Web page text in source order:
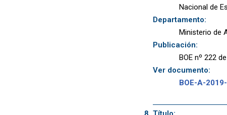
Nacional de
Departamento:
Ministerio de
Publicación:
BOE nº 222
Ver documento:
BOE-A-